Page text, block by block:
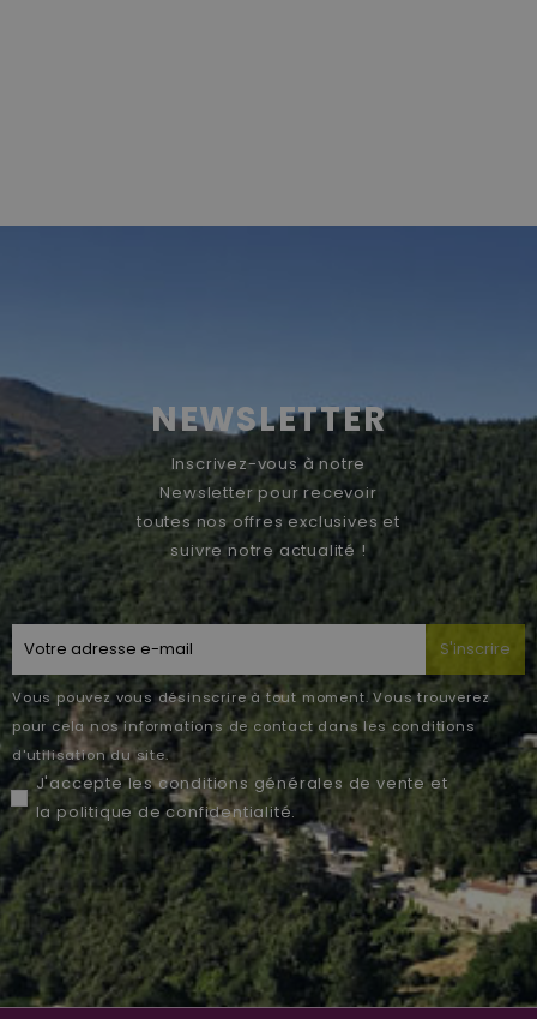
NEWSLETTER
Inscrivez-vous à notre
Newsletter pour recevoir
toutes nos offres exclusives et
suivre notre actualité !
S'inscrire
Vous pouvez vous désinscrire à tout moment. Vous trouverez
pour cela nos informations de contact dans les conditions
d'utilisation du site.
J'accepte lesconditions générales de vente et
la politique de confidentialité.